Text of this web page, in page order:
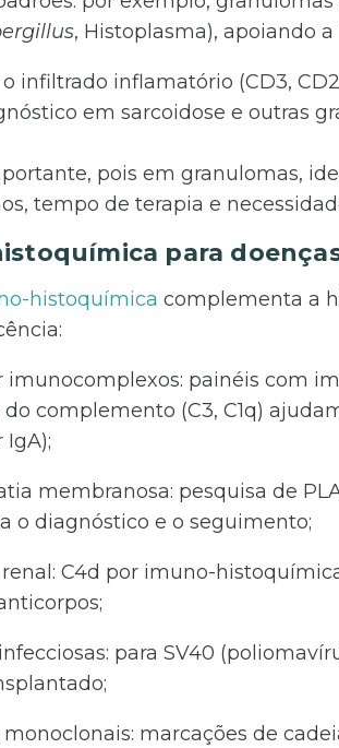
, Histoplasma), apoiando
infiltrado inflamatório (CD3,
em sarcoidose e outras
pois em granulomas,
tempo de terapia e
para
histoquímica complementa a
imunocomplexos: painéis com
complemento (C3, C1q)
membranosa: pesquisa de
o diagnóstico e o seguimento;
C4d por imuno-
para SV40
marcações de